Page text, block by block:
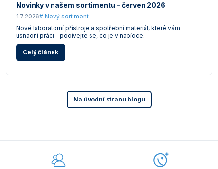
Novinky v našem sortimentu – červen 2026
1.7.2026# Nový sortiment
Nové laboratorní přístroje a spotřební materiál, které vám
usnadní práci – podívejte se, co je v nabídce.
Celý článek
Na úvodní stranu blogu